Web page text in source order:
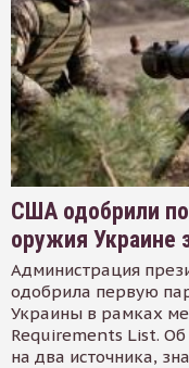
США одобрили
оружия Украине
Администрация
одобрила первую
Украины в рамках
Requirements List.
на два источника,